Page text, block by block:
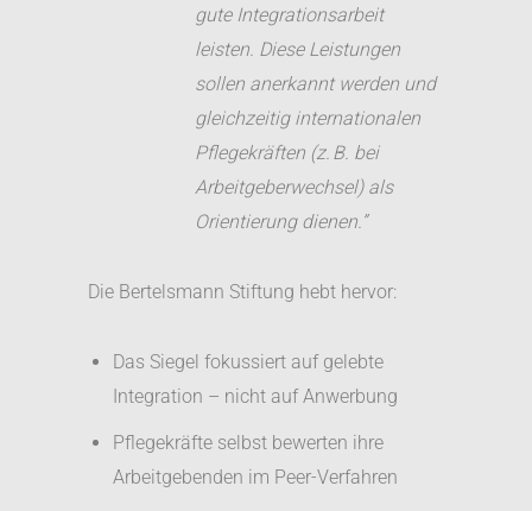
gute Integrationsarbeit
leisten. Diese Leistungen
sollen anerkannt werden und
gleichzeitig internationalen
Pflegekräften (z. B. bei
Arbeitgeberwechsel) als
Orientierung dienen.”
Die Bertelsmann Stiftung hebt hervor:
Das Siegel fokussiert auf gelebte
Integration – nicht auf Anwerbung
Pflegekräfte selbst bewerten ihre
Arbeitgebenden im Peer-Verfahren